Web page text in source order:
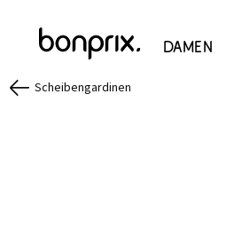
Damen
Scheibengardinen